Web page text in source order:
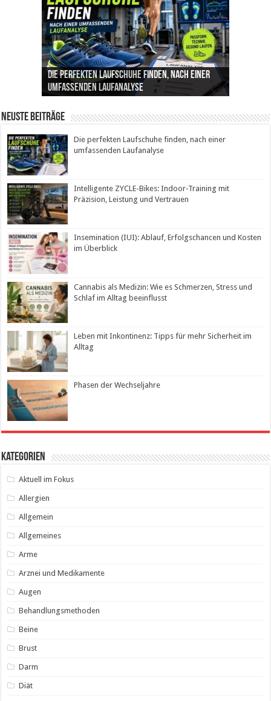
Die perfekten Laufschuhe finden, nach einer
umfassenden Laufanalyse
Intelligente ZYCLE-Bikes: Indoor-Training mit
Präzision, Leistung und Vertrauen
Insemination (IUI): Ablauf, Erfolgschancen und
Kosten im Überblick
Cannabis als Medizin: Wie es Schmerzen, Stress
und Schlaf im Alltag beeinflusst
Leben mit Inkontinenz: Tipps für mehr
Sicherheit im Alltag
Neuste Beiträge
Die perfekten Laufschuhe finden, nach einer
umfassenden Laufanalyse
Intelligente ZYCLE-Bikes: Indoor-Training mit
Präzision, Leistung und Vertrauen
Insemination (IUI): Ablauf, Erfolgschancen und Kosten
im Überblick
Cannabis als Medizin: Wie es Schmerzen, Stress und
Schlaf im Alltag beeinflusst
Leben mit Inkontinenz: Tipps für mehr Sicherheit im
Alltag
Phasen der Wechseljahre
Kategorien
Aktuell im Fokus
Allergien
Allgemein
Allgemeines
Arme
Arznei und Medikamente
Augen
Behandlungsmethoden
Beine
Brust
Darm
Diät